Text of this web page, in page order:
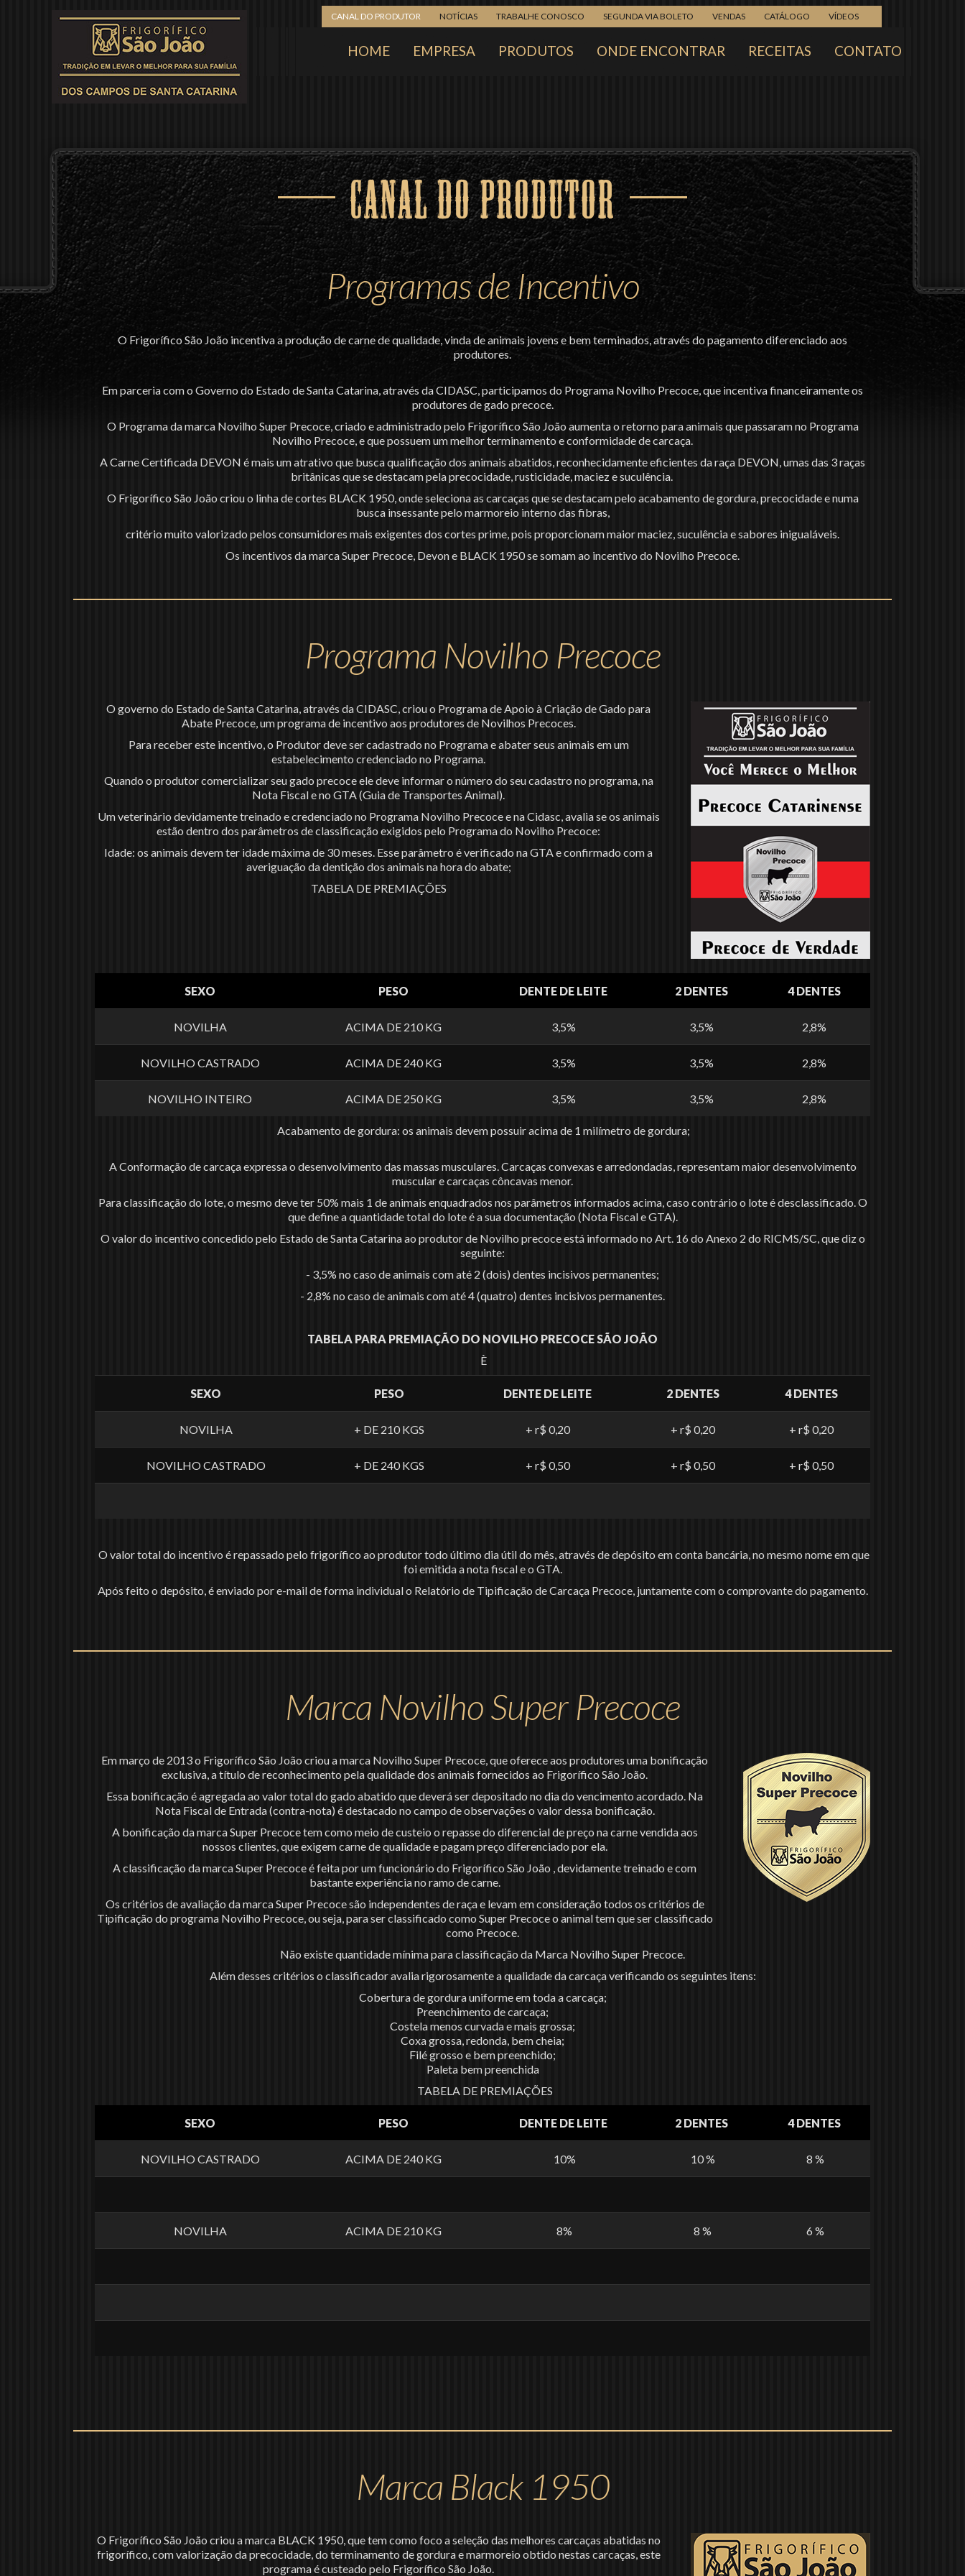
CANAL DO PRODUTOR NOTÍCIAS TRABALHE CONOSCO SEGUNDA VIA BOLETO VENDAS CATÁLOGO VÍDEOS
HOME EMPRESA PRODUTOS ONDE ENCONTRAR RECEITAS CONTATO
CANAL DO PRODUTOR
Programas de Incentivo
O Frigorífico São João incentiva a produção de carne de qualidade, vinda de animais jovens e bem terminados, através do pagamento diferenciado aos
produtores.
Em parceria com o Governo do Estado de Santa Catarina, através da CIDASC, participamos do Programa Novilho Precoce, que incentiva financeiramente os
produtores de gado precoce.
O Programa da marca Novilho Super Precoce, criado e administrado pelo Frigorífico São João aumenta o retorno para animais que passaram no Programa
Novilho Precoce, e que possuem um melhor terminamento e conformidade de carcaça.
A Carne Certificada DEVON é mais um atrativo que busca qualificação dos animais abatidos, reconhecidamente eficientes da raça DEVON, umas das 3 raças
britânicas que se destacam pela precocidade, rusticidade, maciez e suculência.
O Frigorífico São João criou o linha de cortes BLACK 1950, onde seleciona as carcaças que se destacam pelo acabamento de gordura, precocidade e numa
busca insessante pelo marmoreio interno das fibras,
critério muito valorizado pelos consumidores mais exigentes dos cortes prime, pois proporcionam maior maciez, suculência e sabores inigualáveis.
Os incentivos da marca Super Precoce, Devon e BLACK 1950 se somam ao incentivo do Novilho Precoce.
Programa Novilho Precoce
O governo do Estado de Santa Catarina, através da CIDASC, criou o Programa de Apoio à Criação de Gado para
Abate Precoce, um programa de incentivo aos produtores de Novilhos Precoces.
Para receber este incentivo, o Produtor deve ser cadastrado no Programa e abater seus animais em um
estabelecimento credenciado no Programa.
Quando o produtor comercializar seu gado precoce ele deve informar o número do seu cadastro no programa, na
Nota Fiscal e no GTA (Guia de Transportes Animal).
Um veterinário devidamente treinado e credenciado no Programa Novilho Precoce e na Cidasc, avalia se os animais
estão dentro dos parâmetros de classificação exigidos pelo Programa do Novilho Precoce:
Idade: os animais devem ter idade máxima de 30 meses. Esse parâmetro é verificado na GTA e confirmado com a
averiguação da dentição dos animais na hora do abate;
TABELA DE PREMIAÇÕES
SEXO PESO DENTE DE LEITE 2 DENTES 4 DENTES
NOVILHA ACIMA DE 210 KG 3,5% 3,5% 2,8%
NOVILHO CASTRADO ACIMA DE 240 KG 3,5% 3,5% 2,8%
NOVILHO INTEIRO ACIMA DE 250 KG 3,5% 3,5% 2,8%
Acabamento de gordura: os animais devem possuir acima de 1 milímetro de gordura;
A Conformação de carcaça expressa o desenvolvimento das massas musculares. Carcaças convexas e arredondadas, representam maior desenvolvimento
muscular e carcaças côncavas menor.
Para classificação do lote, o mesmo deve ter 50% mais 1 de animais enquadrados nos parâmetros informados acima, caso contrário o lote é desclassificado. O
que define a quantidade total do lote é a sua documentação (Nota Fiscal e GTA).
O valor do incentivo concedido pelo Estado de Santa Catarina ao produtor de Novilho precoce está informado no Art. 16 do Anexo 2 do RICMS/SC, que diz o
seguinte:
- 3,5% no caso de animais com até 2 (dois) dentes incisivos permanentes;
- 2,8% no caso de animais com até 4 (quatro) dentes incisivos permanentes.
TABELA PARA PREMIAÇÃO DO NOVILHO PRECOCE SÃO JOÃO
È
SEXO PESO DENTE DE LEITE 2 DENTES 4 DENTES
NOVILHA + DE 210 KGS + r$ 0,20 + r$ 0,20 + r$ 0,20
NOVILHO CASTRADO + DE 240 KGS + r$ 0,50 + r$ 0,50 + r$ 0,50
O valor total do incentivo é repassado pelo frigorífico ao produtor todo último dia útil do mês, através de depósito em conta bancária, no mesmo nome em que
foi emitida a nota fiscal e o GTA.
Após feito o depósito, é enviado por e-mail de forma individual o Relatório de Tipificação de Carcaça Precoce, juntamente com o comprovante do pagamento.
Marca Novilho Super Precoce
Em março de 2013 o Frigorífico São João criou a marca Novilho Super Precoce, que oferece aos produtores uma bonificação
exclusiva, a título de reconhecimento pela qualidade dos animais fornecidos ao Frigorífico São João.
Essa bonificação é agregada ao valor total do gado abatido que deverá ser depositado no dia do vencimento acordado. Na
Nota Fiscal de Entrada (contra-nota) é destacado no campo de observações o valor dessa bonificação.
A bonificação da marca Super Precoce tem como meio de custeio o repasse do diferencial de preço na carne vendida aos
nossos clientes, que exigem carne de qualidade e pagam preço diferenciado por ela.
A classificação da marca Super Precoce é feita por um funcionário do Frigorífico São João , devidamente treinado e com
bastante experiência no ramo de carne.
Os critérios de avaliação da marca Super Precoce são independentes de raça e levam em consideração todos os critérios de
Tipificação do programa Novilho Precoce, ou seja, para ser classificado como Super Precoce o animal tem que ser classificado
como Precoce.
Não existe quantidade mínima para classificação da Marca Novilho Super Precoce.
Além desses critérios o classificador avalia rigorosamente a qualidade da carcaça verificando os seguintes itens:
Cobertura de gordura uniforme em toda a carcaça;
Preenchimento de carcaça;
Costela menos curvada e mais grossa;
Coxa grossa, redonda, bem cheia;
Filé grosso e bem preenchido;
Paleta bem preenchida
TABELA DE PREMIAÇÕES
SEXO PESO DENTE DE LEITE 2 DENTES 4 DENTES
NOVILHO CASTRADO ACIMA DE 240 KG 10% 10 % 8 %
NOVILHA ACIMA DE 210 KG 8% 8 % 6 %
Marca Black 1950
O Frigorífico São João criou a marca BLACK 1950, que tem como foco a seleção das melhores carcaças abatidas no
frigorífico, com valorização da precocidade, do terminamento de gordura e marmoreio obtido nestas carcaças, este
programa é custeado pelo Frigorífico São João.